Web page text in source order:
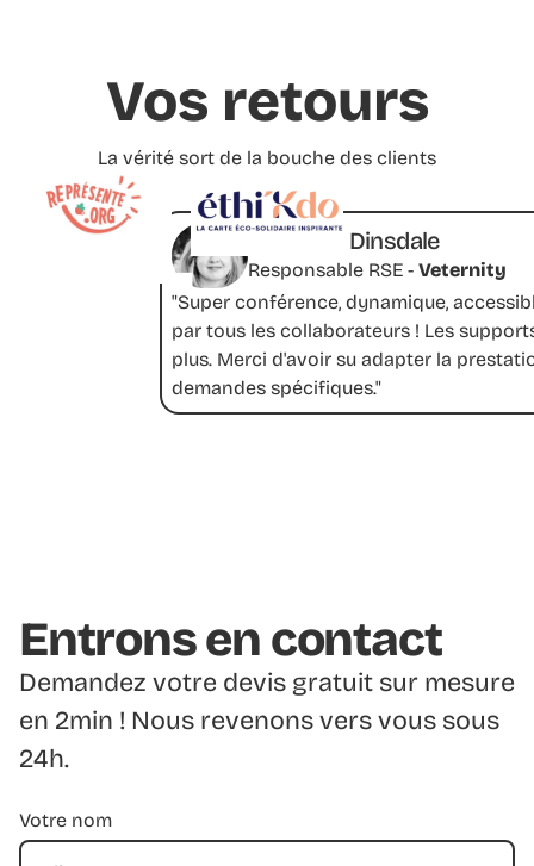
Vos retours
La vérité sort de la bouche des clients
Elizabeth Dinsdale
Responsable RSE - Veternity
"Super conférence, dynamique,
par tous les collaborateurs ! Les
plus. Merci d'avoir su adapter la
demandes spécifiques."
Entrons en contact
Demandez votre devis gratuit sur mesure
en 2min ! Nous revenons vers vous sous
24h.
Votre nom